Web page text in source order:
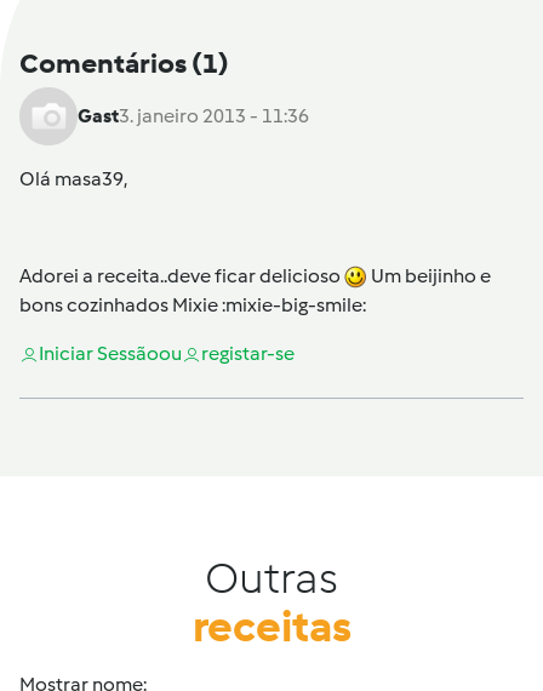
Comentários(1)
Gast3. janeiro 2013 - 11:36
Olá masa39,
Adorei a receita..deve ficar delicioso
Um beijinho e
bons cozinhados Mixie :mixie-big-smile:
Iniciar Sessãoou registar-se
Outras
receitas
Mostrar nome: